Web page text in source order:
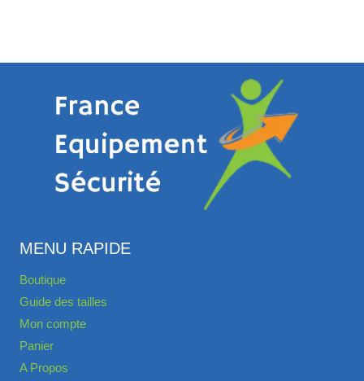
MENU RAPIDE
Boutique
Guide des tailles
Mon compte
Panier
A Propos